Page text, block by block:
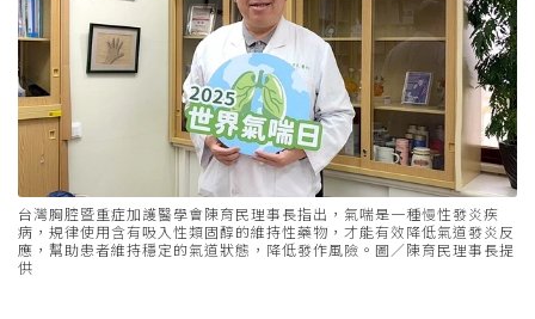
台灣胸腔暨重症加護醫學會陳育民理事長指出，氣喘是一種慢性發炎疾
病，規律使用含有吸入性類固醇的維持性藥物，才能有效降低氣道發炎反
應，幫助患者維持穩定的氣道狀態，降低發作風險。圖／陳育民理事長提
供